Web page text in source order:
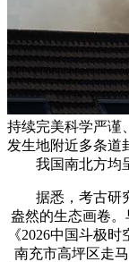
持续完美科学严谨
发生地附近多条道
我国南北方均
据悉，考古研究
盎然的生态画卷
《2026中国斗极
南充市高坪区走